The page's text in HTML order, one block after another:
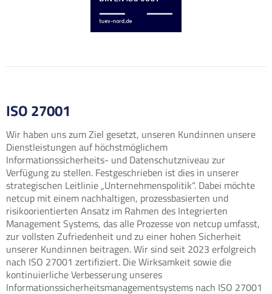
ISO 27001
Wir haben uns zum Ziel gesetzt, unseren Kund:innen unsere
Dienstleistungen auf höchstmöglichem
Informationssicherheits- und Datenschutzniveau zur
Verfügung zu stellen. Festgeschrieben ist dies in unserer
strategischen Leitlinie „Unternehmenspolitik“. Dabei möchte
netcup mit einem nachhaltigen, prozessbasierten und
risikoorientierten Ansatz im Rahmen des Integrierten
Management Systems, das alle Prozesse von netcup umfasst,
zur vollsten Zufriedenheit und zu einer hohen Sicherheit
unserer Kund:innen beitragen. Wir sind seit 2023 erfolgreich
nach ISO 27001 zertifiziert. Die Wirksamkeit sowie die
kontinuierliche Verbesserung unseres
Informationssicherheitsmanagementsystems nach ISO 27001